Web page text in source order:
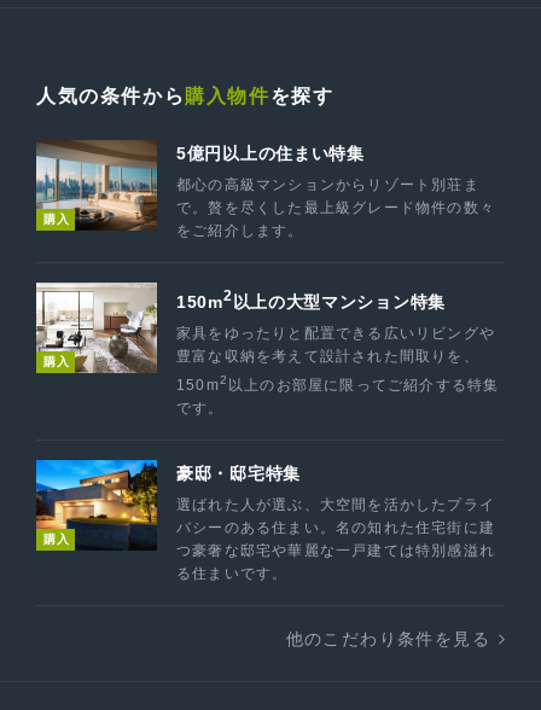
人気の条件から 購入物件を探す
購入
5億円以上の住まい特集
都心の高級マンションからリゾート別荘ま
で。贅を尽くした最上級グレード物件の数々
をご紹介します。
購入
150m2 以上の大型マンション特集
家具をゆったりと配置できる広いリビングや
豊富な収納を考えて設計された間取りを、
150m2 以上のお部屋に限ってご紹介する特集
です。
購入
豪邸・邸宅特集
選ばれた人が選ぶ、大空間を活かしたプライ
バシーのある住まい。名の知れた住宅街に建
つ豪奢な邸宅や華麗な一戸建ては特別感溢れ
る住まいです。
他のこだわり条件を見る